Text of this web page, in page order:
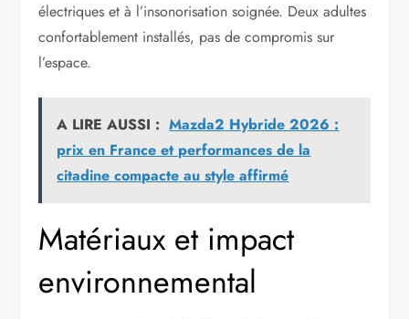
électriques et à l’insonorisation soignée. Deux adultes
confortablement installés, pas de compromis sur
l’espace.
A LIRE AUSSI : Mazda2 Hybride 2026 :
prix en France et performances de la
citadine compacte au style affirmé
Matériaux et impact
environnemental